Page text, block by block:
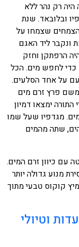
רק נהר ללא
ובלובאד. שנת
שצמחו על
ונקבר ליד האגם
הרפתקן וחזק
לחפש מים. הכל
על אחד הסלעים.
פרץ זרם מים
ימצאו דמיון
מגדפיו שעל שמו
שתה מהמים
עם כיוון זרם המים.
מנוע גדולה יותר
קוקוס טבעי מתוך
וטיולי